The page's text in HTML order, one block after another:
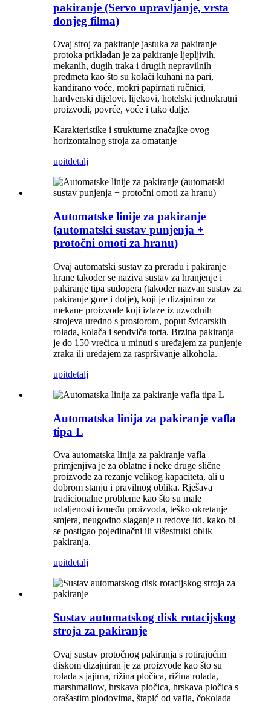
pakiranje (Servo upravljanje, vrsta
donjeg filma)
Ovaj stroj za pakiranje jastuka za pakiranje
protoka prikladan je za pakiranje ljepljivih,
mekanih, dugih traka i drugih nepravilnih
predmeta kao što su kolači kuhani na pari,
kandirano voće, mokri papirnati ručnici,
hardverski dijelovi, lijekovi, hotelski jednokratni
proizvodi, povrće, voće i tako dalje.
Karakteristike i strukturne značajke ovog
horizontalnog stroja za omatanje
upitdetalj
Automatske linije za pakiranje
(automatski sustav punjenja +
protočni omoti za hranu)
Ovaj automatski sustav za preradu i pakiranje
hrane također se naziva sustav za hranjenje i
pakiranje tipa sudopera (također nazvan sustav za
pakiranje gore i dolje), koji je dizajniran za
mekane proizvode koji izlaze iz uzvodnih
strojeva uredno s prostorom, poput švicarskih
rolada, kolača i sendviča torta. Brzina pakiranja
je do 150 vrećica u minuti s uređajem za punjenje
zraka ili uređajem za raspršivanje alkohola.
upitdetalj
Automatska linija za pakiranje vafla
tipa L
Ova automatska linija za pakiranje vafla
primjenjiva je za oblatne i neke druge slične
proizvode za rezanje velikog kapaciteta, ali u
dobrom stanju i pravilnog oblika. Rješava
tradicionalne probleme kao što su male
udaljenosti između proizvoda, teško okretanje
smjera, neugodno slaganje u redove itd. kako bi
se postigao pojedinačni ili višestruki oblik
pakiranja.
upitdetalj
Sustav automatskog disk rotacijskog
stroja za pakiranje
Ovaj sustav protočnog pakiranja s rotirajućim
diskom dizajniran je za proizvode kao što su
rolada s jajima, rižina pločica, rižina rolada,
marshmallow, hrskava pločica, hrskava pločica s
orašastim plodovima, štapić od vafla, čokolada